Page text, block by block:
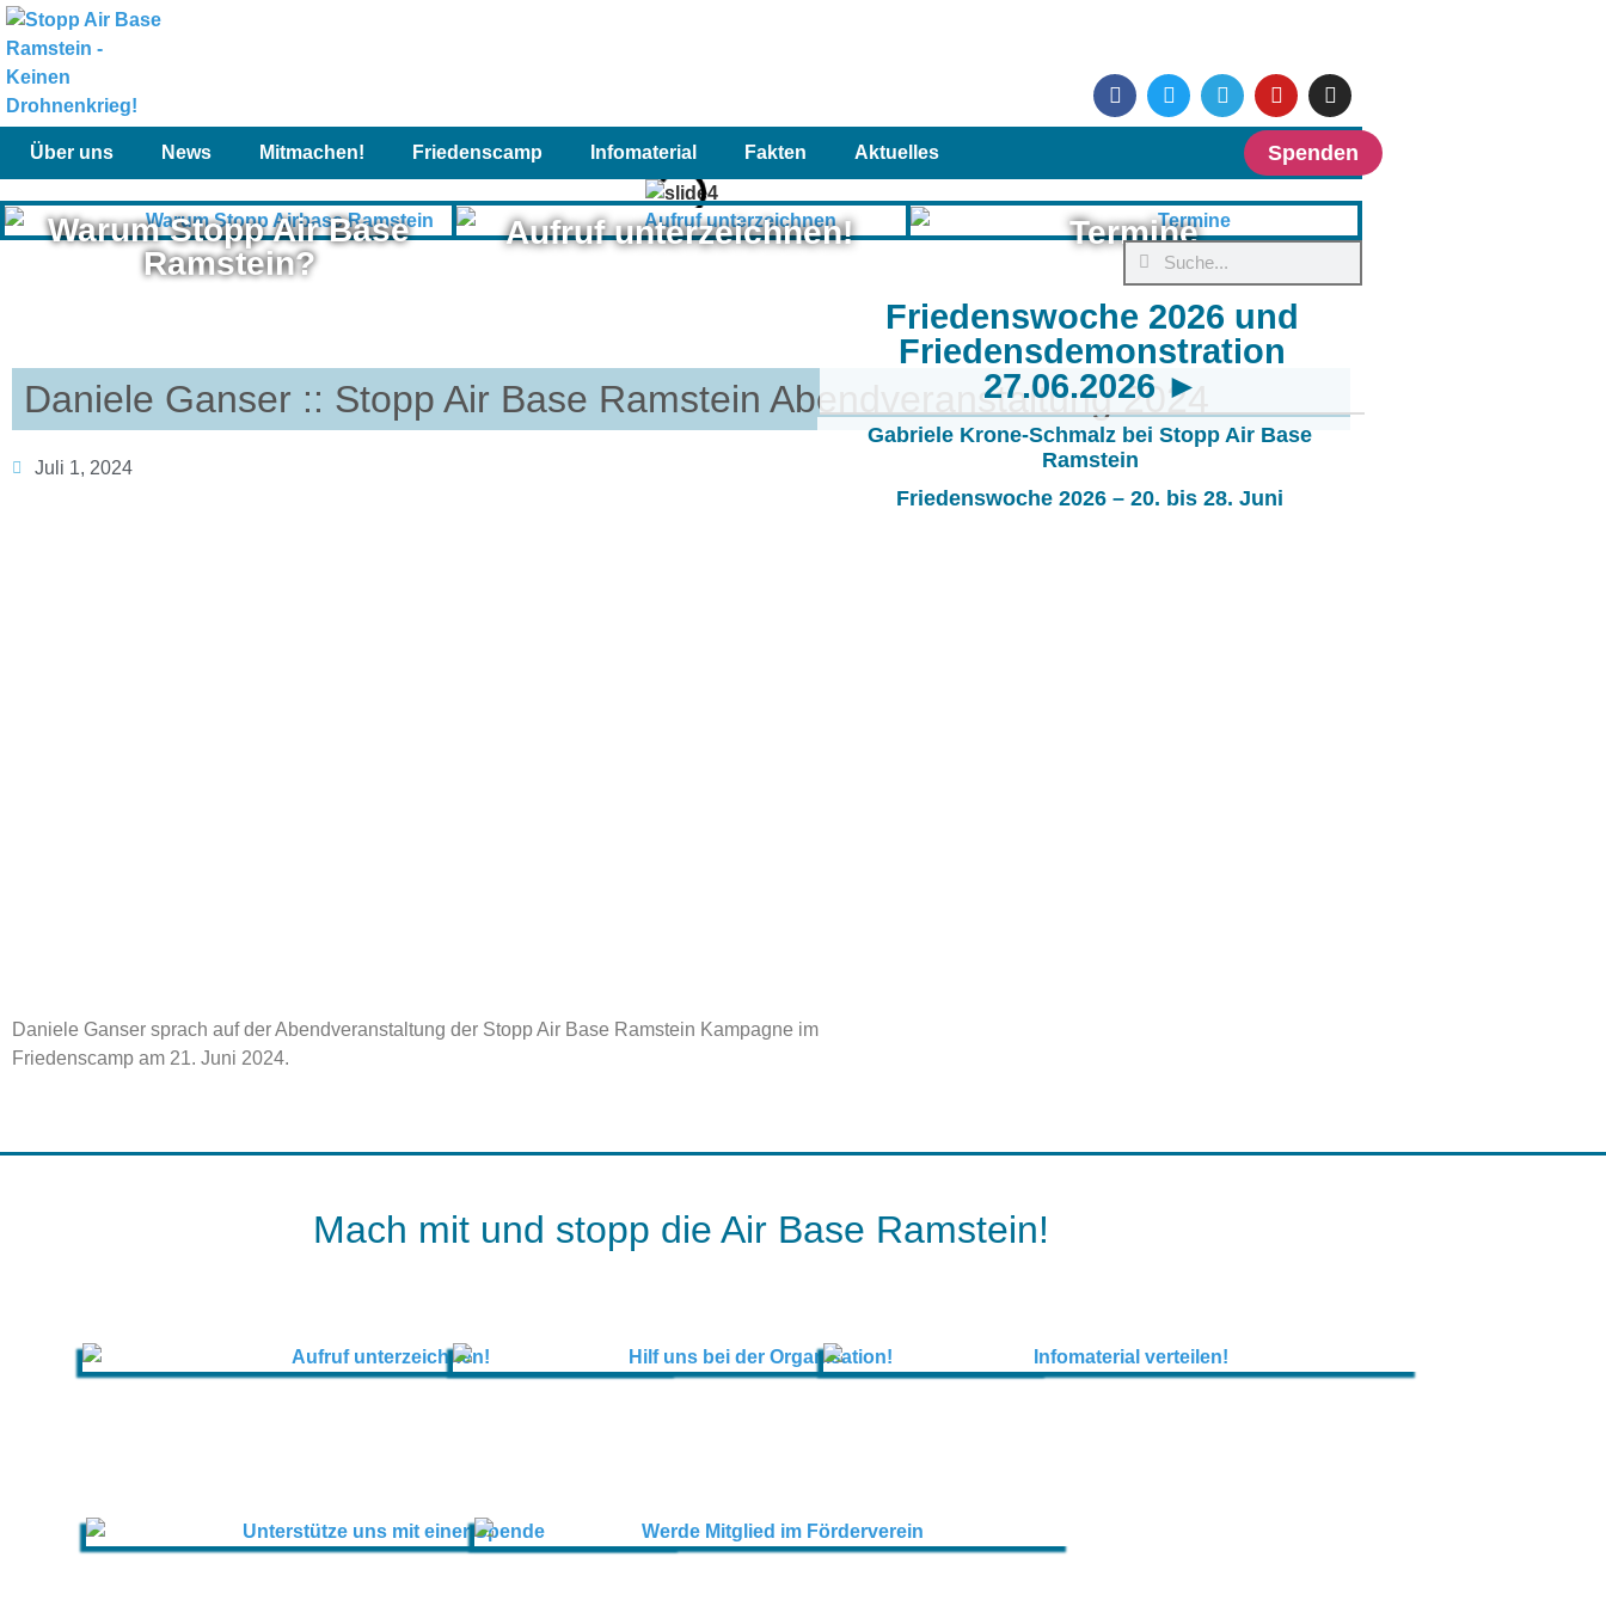
Spenden
Über uns News Mitmachen! Friedenscamp Infomaterial Fakten Aktuelles
Friedenswoche 2026 und
Friedensdemonstration
27.06.2026 ►
Gabriele Krone-Schmalz bei Stopp Air Base
Ramstein
Friedenswoche 2026 – 20. bis 28. Juni
Warum Stopp Air Base
Ramstein?
Aufruf unterzeichnen! Termine
Daniele Ganser :: Stopp Air Base Ramstein Abendveranstaltung 2024
Juli 1, 2024
Daniele Ganser sprach auf der Abendveranstaltung der Stopp Air Base Ramstein Kampagne im
Friedenscamp am 21. Juni 2024.
Mach mit und stopp die Air Base Ramstein!